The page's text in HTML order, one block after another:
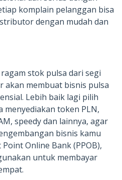
komplain pelanggan bisa
dengan mudah dan
stok pulsa dari segi
akan membuat bisnis pulsa
Lebih baik lagi pilih
token PLN,
speedy dan lainnya, agar
bisnis kamu
Online Bank (PPOB),
untuk membayar